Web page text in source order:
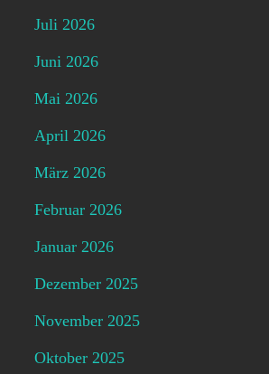
Juli 2026
Juni 2026
Mai 2026
April 2026
März 2026
Februar 2026
Januar 2026
Dezember 2025
November 2025
Oktober 2025